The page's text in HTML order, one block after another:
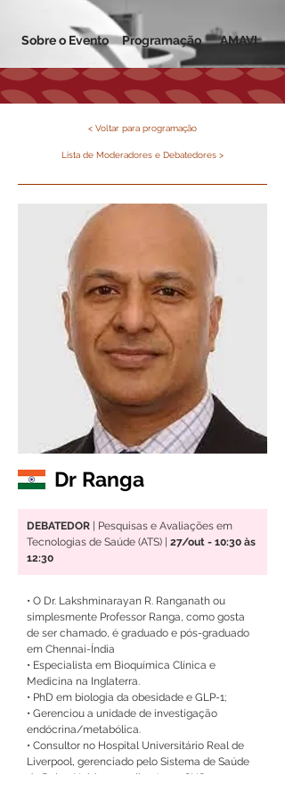
Sobre o Evento Programação AMAVI
< Voltar para programação
Lista de Moderadores e Debatedores >
Dr Ranga
DEBATEDOR | Pesquisas e Avaliações em
Tecnologias de Saúde (ATS) |
27/out - 10:30 às
12:30
• O Dr. Lakshminarayan R. Ranganath ou
simplesmente Professor Ranga, como gosta
de ser chamado, é graduado e pós-graduado
em Chennai-Índia
• Especialista em Bioquímica Clínica e
Medicina na Inglaterra.
• PhD em biologia da obesidade e GLP-1;
• Gerenciou a unidade de investigação
endócrina/metabólica.
• Consultor no Hospital Universitário Real de
Liverpool, gerenciado pelo Sistema de Saúde
do Reino Unido, semelhante ao SUS.